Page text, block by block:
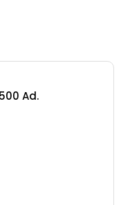
Ad.